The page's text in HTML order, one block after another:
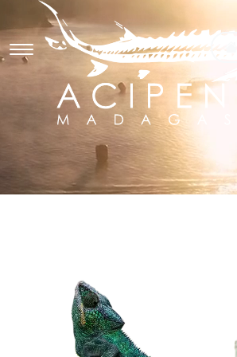
Nosy tsy manam-paharoa
Lapan'ny zava-boaary
Ny famokarana provandy